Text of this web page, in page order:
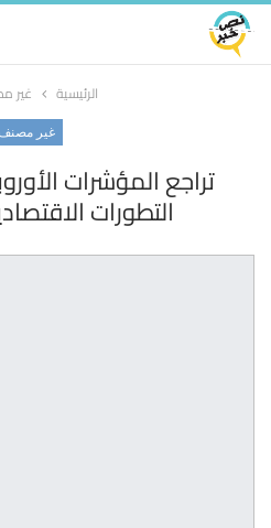
الرئيسية غير
غير
تراجع المؤشرات
التطورات